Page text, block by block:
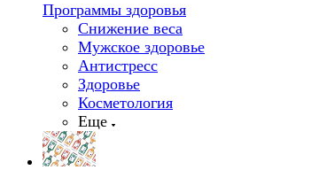
Программы здоровья
Снижение веса
Мужское здоровье
Антистресс
Здоровье
Косметология
Еще